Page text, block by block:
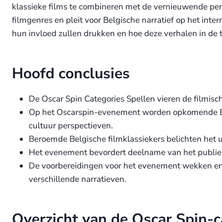
klassieke films te combineren met de vernieuwende
filmgenres en pleit voor Belgische narratief op het
hun invloed zullen drukken en hoe deze verhalen in
Hoofd conclusies
De Oscar Spin Categories Spellen vieren de
Op het Oscarspin-evenement worden
cultuur perspectieven.
Beroemde Belgische filmklassiekers belichten het
Het evenement bevordert deelname van het
De voorbereidingen voor het evenement wekken
verschillende narratieven.